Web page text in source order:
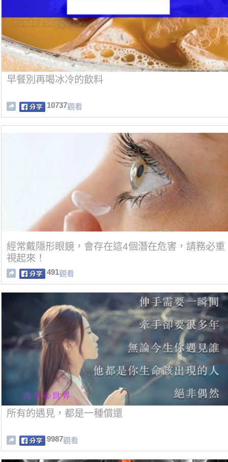
早餐別再喝冰冷的飲料
10737觀看
經常戴隱形眼鏡，會存在這4個潛在危害，請務必重
視起來！
491觀看
所有的遇見，都是一種償還
9987觀看